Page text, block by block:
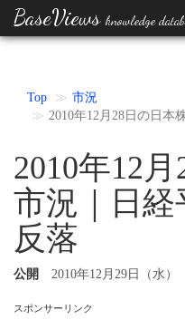
BaseViews knowledge
Top
市況
2010年12月28日の日本
2010年12
市況｜日経
反落
公開 2010年12月29日（水）
スポンサーリンク